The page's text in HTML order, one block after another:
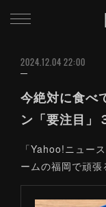
2024.12.04 22:00
今絶対に食べ
ン「要注目」
「Yahoo!ニュー
ームの福岡で頑張